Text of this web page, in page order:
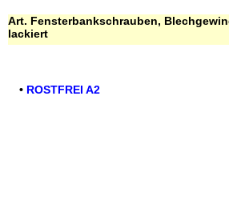
Art. Fensterbankschrauben,
lackiert
• ROSTFREI A2